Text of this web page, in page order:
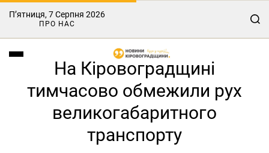
П’ятниця, 7 Серпня 2026
ПРО НАС
На Кіровоградщині
тимчасово обмежили рух
великогабаритного
транспорту